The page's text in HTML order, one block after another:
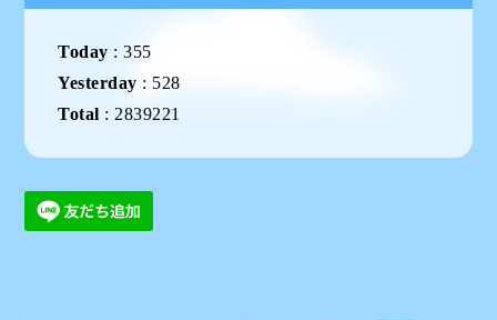
Today :355
Yesterday : 528
Total : 2839221